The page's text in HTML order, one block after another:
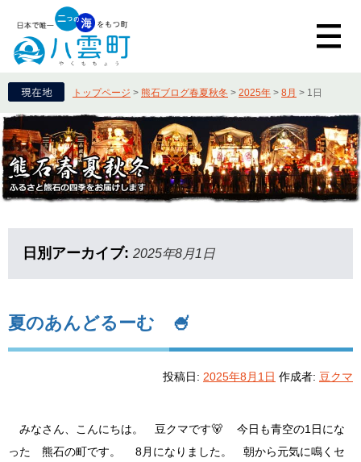
トップページ > 熊石ブログ春夏秋冬 > 2025年 > 8月 > 1日
日別アーカイブ: 2025年8月1日
夏のあんどるーむ 🍧
投稿日: 2025年8月1日 作成者: 豆クマ
みなさん、こんにちは。 豆クマです🐻 今日も青空の1日にな
った 熊石の町です。 8月になりました。 朝から元気に鳴くセ